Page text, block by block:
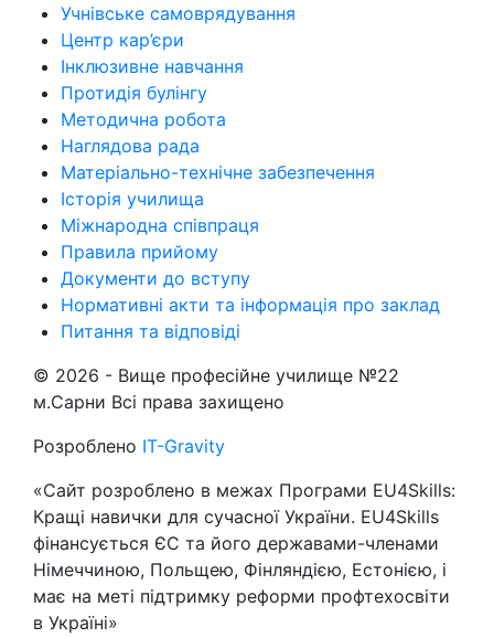
Учнівське самоврядування
Центр кар’єри
Інклюзивне навчання
Протидія булінгу
Методична робота
Наглядова рада
Матеріально-технічне забезпечення
Історія училища
Міжнародна співпраця
Правила прийому
Документи до вступу
Нормативні акти та інформація про заклад
Питання та відповіді
© 2026 - Вище професійне училище №22
м.Сарни Всі права захищено
Розроблено IT-Gravity
«Сайт розроблено в межах Програми EU4Skills:
Кращі навички для сучасної України. EU4Skills
фінансується ЄС та його державами-членами
Німеччиною, Польщею, Фінляндією, Естонією, і
має на меті підтримку реформи профтехосвіти
в Україні»